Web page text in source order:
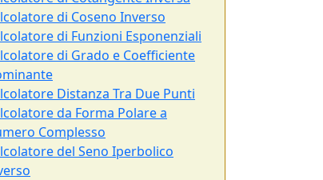
di Coseno Inverso
di Funzioni Esponenziali
di Grado e Coefficiente
Distanza Tra Due Punti
da Forma Polare a
Complesso
del Seno Iperbolico